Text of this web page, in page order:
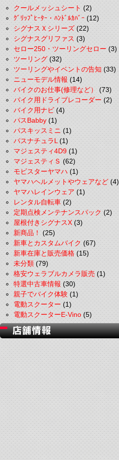
クールメッシュシート(2)
ｸﾞﾘｯﾌﾟﾋｰﾀｰ・ﾊﾝﾄﾞﾙｶﾊﾞｰ(12)
シグナスＸシリーズ(22)
シグナスグリファス(3)
セロー250・ツーリングセロー(3)
ツーリング(32)
ツーリングやイベントの告知(33)
ニューモデル情報(14)
バイクのお仕事(修理など）(73)
バイク用ドライブレコーダー(2)
バイク用ナビ(4)
パスBabby(1)
パスキッスミニ(1)
パスナチュラL(1)
マジェスティ4D9(1)
マジェスティＳ(62)
モビスターヤマハ(1)
ヤマハヘルメットやウェアなど(4)
ヤマハレインウェア(1)
レンタル自転車(2)
定期点検メンテナンスパック(2)
屋根付きシグナスX(3)
新商品！(25)
新車とカスタムバイク(67)
新車在庫と販売価格(15)
未分類(79)
格安ウェラブルカメラ販売(1)
特選中古車情報(30)
親子でバイク体験(1)
電動スクーター(1)
電動スクーターE-Vino(5)